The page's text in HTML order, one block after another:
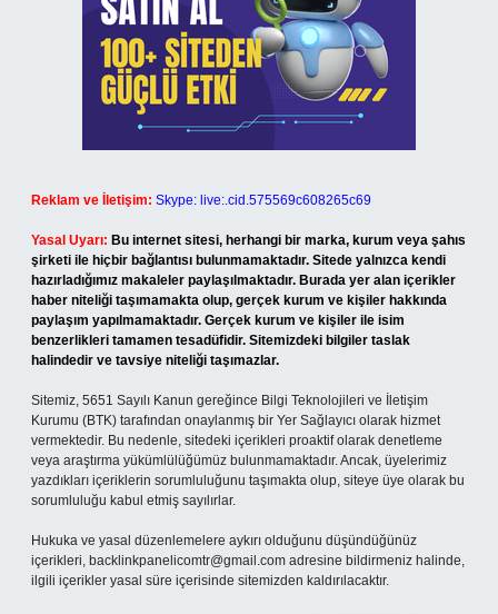
Reklam ve İletişim: Skype: live:.cid.575569c608265c69
Yasal Uyarı: Bu internet sitesi, herhangi bir marka, kurum veya şahıs
şirketi ile hiçbir bağlantısı bulunmamaktadır. Sitede yalnızca kendi
hazırladığımız makaleler paylaşılmaktadır. Burada yer alan içerikler
haber niteliği taşımamakta olup, gerçek kurum ve kişiler hakkında
paylaşım yapılmamaktadır. Gerçek kurum ve kişiler ile isim
benzerlikleri tamamen tesadüfidir. Sitemizdeki bilgiler taslak
halindedir ve tavsiye niteliği taşımazlar.
Sitemiz, 5651 Sayılı Kanun gereğince Bilgi Teknolojileri ve İletişim
Kurumu (BTK) tarafından onaylanmış bir Yer Sağlayıcı olarak hizmet
vermektedir. Bu nedenle, sitedeki içerikleri proaktif olarak denetleme
veya araştırma yükümlülüğümüz bulunmamaktadır. Ancak, üyelerimiz
yazdıkları içeriklerin sorumluluğunu taşımakta olup, siteye üye olarak bu
sorumluluğu kabul etmiş sayılırlar.
Hukuka ve yasal düzenlemelere aykırı olduğunu düşündüğünüz
içerikleri, backlinkpanelicomtr@gmail.com adresine bildirmeniz halinde,
ilgili içerikler yasal süre içerisinde sitemizden kaldırılacaktır.